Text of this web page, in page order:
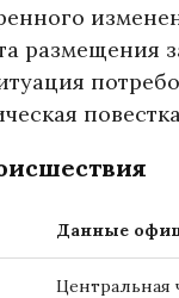
размещения
Данные
Центральная